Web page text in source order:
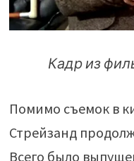
Кадр из
Помимо съемок в
Стрейзанд
Всего было